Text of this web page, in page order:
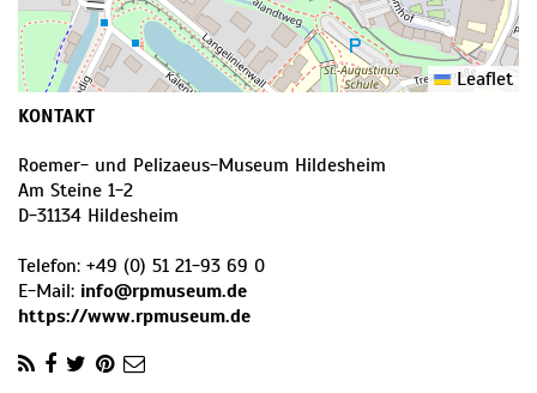
Leaflet
KONTAKT
Roemer- und Pelizaeus-Museum Hildesheim
Am Steine 1-2
D-31134 Hildesheim
Telefon: +49 (0) 51 21-93 69 0
E-Mail: info@rpmuseum.de
https://www.rpmuseum.de